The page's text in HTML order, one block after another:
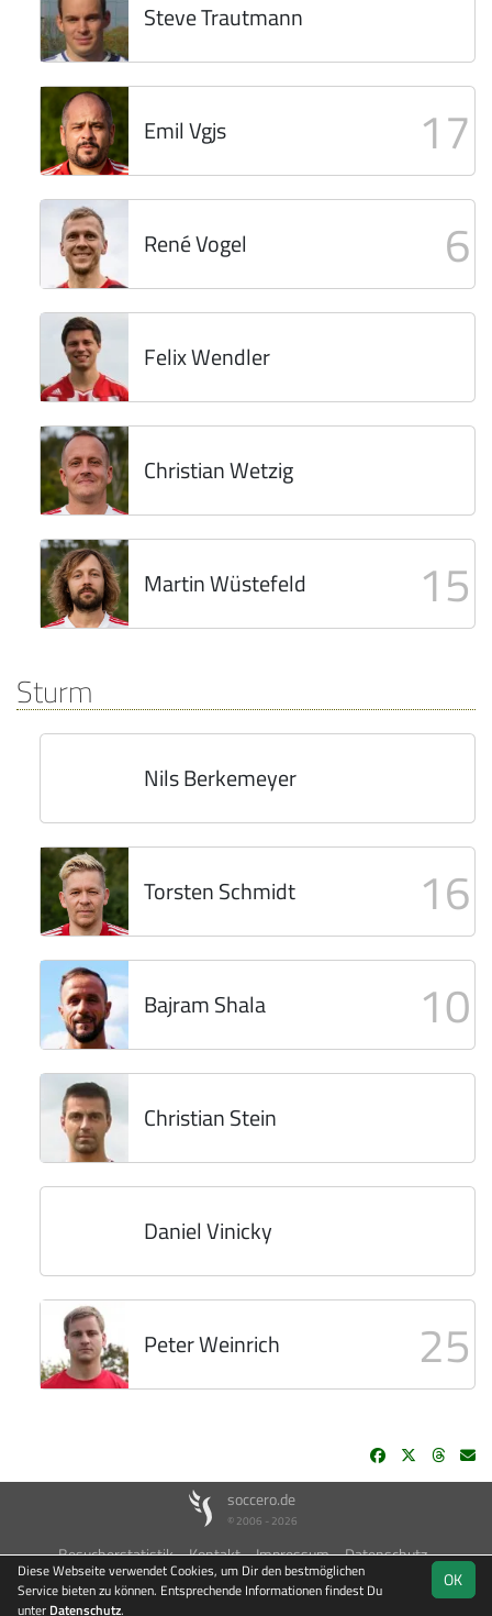
Steve Trautmann
Emil Vgjs 17
René Vogel 6
Felix Wendler
Christian Wetzig
Martin Wüstefeld 15
Sturm
Nils Berkemeyer
Torsten Schmidt 16
Bajram Shala 10
Christian Stein
Daniel Vinicky
Peter Weinrich 25
soccero.de
© 2006 - 2026
Besucherstatistik Kontakt Impressum
Datenschutz
OK
Diese Webseite verwendet Cookies, um Dir den bestmöglichen
Service bieten zu können. Entsprechende Informationen findest Du
unter Datenschutz.